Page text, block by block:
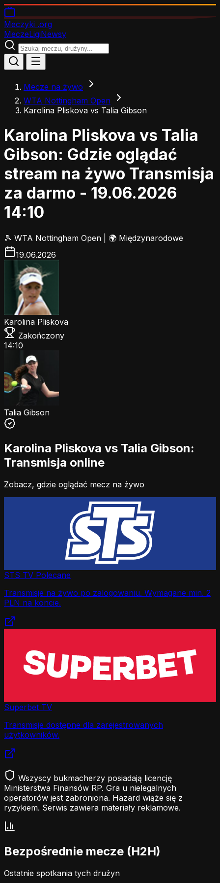
Meczyki .org
MeczeLigiNewsy
Mecze na żywo
WTA Nottingham Open
Karolina Pliskova vs Talia Gibson
Karolina Pliskova vs Talia
Gibson: Gdzie oglądać
stream na żywo Transmisja
za darmo - 19.06.2026
14:10
🎾 WTA Nottingham Open
🌍 Międzynarodowe
19.06.2026
Karolina Pliskova
Zakończony
14:10
Talia Gibson
Karolina Pliskova vs Talia Gibson:
Transmisja online
Zobacz, gdzie oglądać mecz na żywo
STS TV Polecane
Transmisje na żywo po zalogowaniu. Wymagane min. 2
PLN na koncie.
Superbet TV
Transmisje dostępne dla zarejestrowanych
użytkowników.
Wszyscy bukmacherzy posiadają licencję
Ministerstwa Finansów RP. Gra u nielegalnych
operatorów jest zabroniona. Hazard wiąże się z
ryzykiem. Serwis zawiera materiały reklamowe.
Bezpośrednie mecze (H2H)
Ostatnie spotkania tych drużyn